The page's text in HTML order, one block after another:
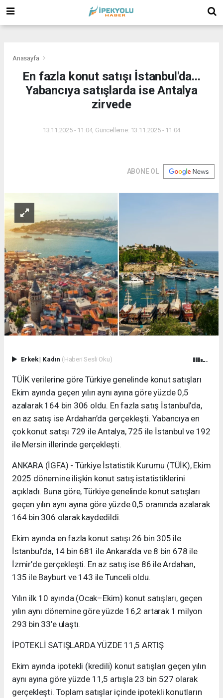
Anasayfa
En fazla konut satışı İstanbul'da...
Yabancıya satışlarda ise Antalya
zirvede
13.11.2025 - 11:04, Güncelleme: 13.11.2025 - 11:04
ABONE OL
Erkek| Kadın (Haberi Sesli Oku)
TÜİK verilerine göre Türkiye genelinde konut satışları
Ekim ayında geçen yılın aynı ayına göre yüzde 0,5
azalarak 164 bin 306 oldu. En fazla satış İstanbul’da,
en az satış ise Ardahan’da gerçekleşti. Yabancıya en
çok konut satışı 729 ile Antalya, 725 ile İstanbul ve 192
ile Mersin illerinde gerçekleşti.
ANKARA (İGFA) - Türkiye İstatistik Kurumu (TÜİK), Ekim
2025 dönemine ilişkin konut satış istatistiklerini
açıkladı. Buna göre, Türkiye genelinde konut satışları
geçen yılın aynı ayına göre yüzde 0,5 oranında azalarak
164 bin 306 olarak kaydedildi.
Ekim ayında en fazla konut satışı 26 bin 305 ile
İstanbul’da, 14 bin 681 ile Ankara’da ve 8 bin 678 ile
İzmir’de gerçekleşti. En az satış ise 86 ile Ardahan,
135 ile Bayburt ve 143 ile Tunceli oldu.
Yılın ilk 10 ayında (Ocak–Ekim) konut satışları, geçen
yılın aynı dönemine göre yüzde 16,2 artarak 1 milyon
293 bin 33’e ulaştı.
İPOTEKLİ SATIŞLARDA YÜZDE 11,5 ARTIŞ
Ekim ayında ipotekli (kredili) konut satışları geçen yılın
aynı ayına göre yüzde 11,5 artışla 23 bin 527 olarak
gerçekleşti. Toplam satışlar içinde ipotekli konutların